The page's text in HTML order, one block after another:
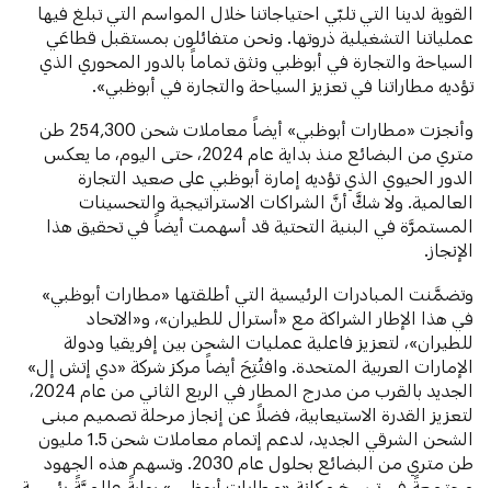
القوية لدينا التي تلبّي احتياجاتنا خلال المواسم التي تبلغ فيها
عملياتنا التشغيلية ذروتها. ونحن متفائلون بمستقبل قطاعَي
السياحة والتجارة في أبوظبي ونثق تماماً بالدور المحوري الذي
تؤديه مطاراتنا في تعزيز السياحة والتجارة في أبوظبي».
وأنجزت «مطارات أبوظبي» أيضاً معاملات شحن 254,300 طن
متري من البضائع منذ بداية عام 2024، حتى اليوم، ما يعكس
الدور الحيوي الذي تؤديه إمارة أبوظبي على صعيد التجارة
العالمية. ولا شكَّ أنَّ الشراكات الاستراتيجية والتحسينات
المستمرَّة في البنية التحتية قد أسهمت أيضاً في تحقيق هذا
الإنجاز.
وتضمَّنت المبادرات الرئيسية التي أطلقتها «مطارات أبوظبي»
في هذا الإطار الشراكة مع «أسترال للطيران»، و«الاتحاد
للطيران»، لتعزيز فاعلية عمليات الشحن بين إفريقيا ودولة
الإمارات العربية المتحدة. وافتُتِحَ أيضاً مركز شركة «دي إتش إل»
الجديد بالقرب من مدرج المطار في الربع الثاني من عام 2024،
لتعزيز القدرة الاستيعابية، فضلاً عن إنجاز مرحلة تصميم مبنى
الشحن الشرقي الجديد، لدعم إتمام معاملات شحن 1.5 مليون
طن متري من البضائع بحلول عام 2030. وتسهم هذه الجهود